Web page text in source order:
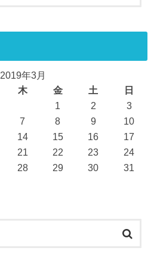
2019年3月
木 金 土
日
1
2
3
7 8 9
10
14 15 16
17
21 22 23
24
28 29 30
31